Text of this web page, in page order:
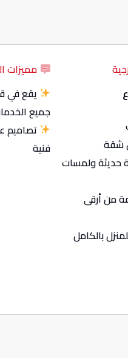
شقة
حديثة ولمسات
من أرقى
بالكامل
مميزات
يقع في
جميع
تصاميم
فنية